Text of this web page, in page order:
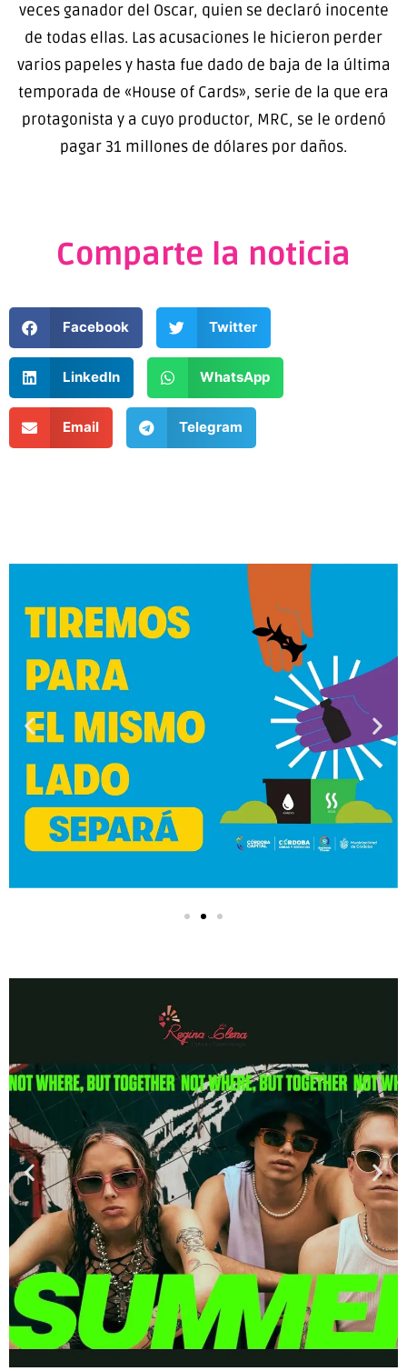
veces ganador del Oscar, quien se declaró inocente
de todas ellas. Las acusaciones le hicieron perder
varios papeles y hasta fue dado de baja de la última
temporada de «House of Cards», serie de la que era
protagonista y a cuyo productor, MRC, se le ordenó
pagar 31 millones de dólares por daños.
Comparte la noticia
Facebook Twitter
LinkedIn WhatsApp
Email Telegram